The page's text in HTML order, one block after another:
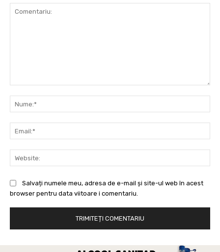
Salvați numele meu, adresa de e-mail și site-ul web în acest
browser pentru data viitoare i comentariu.